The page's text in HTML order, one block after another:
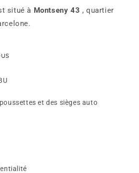
situé à Montseny 43 , quartier
et des sièges auto